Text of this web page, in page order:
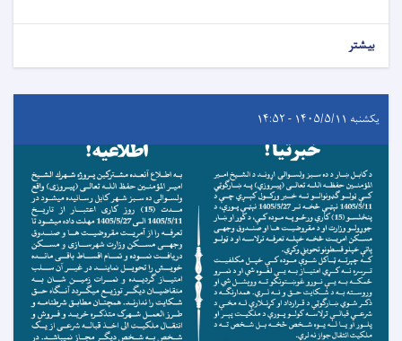
بیشتر
یکشنبه ۱۴۰۵/۵/۱۱ - ۱۴:۵۲